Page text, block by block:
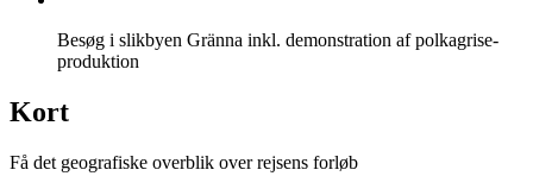
Besøg i slikbyen Gränna inkl. demonstration af polkagrise-
produktion
Kort
Få det geografiske overblik over rejsens forløb